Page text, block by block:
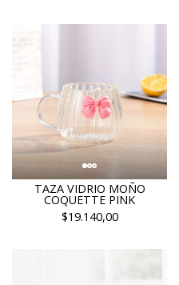
TAZA VIDRIO MOÑO
COQUETTE PINK
$19.140,00